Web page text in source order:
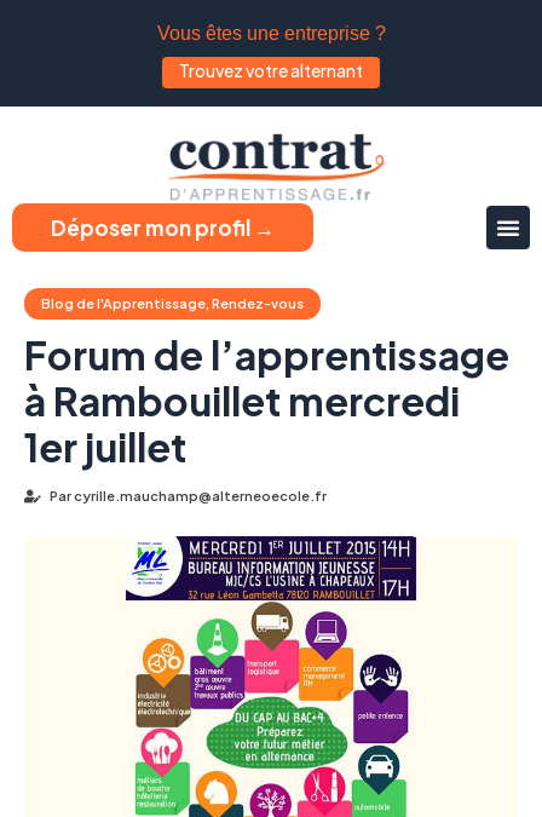
Vous êtes une entreprise ?
Trouvez votre alternant
Déposer mon profil →
Blog de l'Apprentissage, Rendez-vous
Forum de l’apprentissage
à Rambouillet mercredi
1er juillet
Parcyrille.mauchamp@alterneoecole.fr